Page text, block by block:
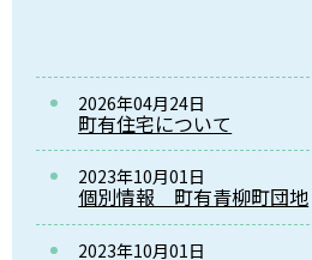
2026年04月24日
町有住宅について
2023年10月01日
個別情報 町有青柳町団地
2023年10月01日